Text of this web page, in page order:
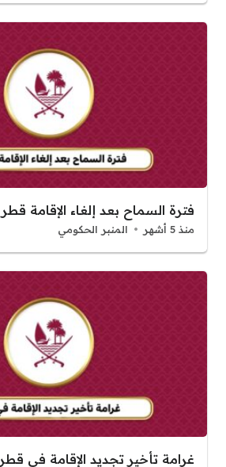
فترة السماح بعد إلغاء الإقامة قطر
منذ 5 أشهر المنبر الحكومي
غرامة تأخير تجديد الإقامة في قطر